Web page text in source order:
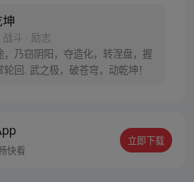
战斗 · 励志
，乃窃阴阳，夺造化，转涅盘，握
轮回. 武之极，破苍穹，动乾坤！
快看
立即下载